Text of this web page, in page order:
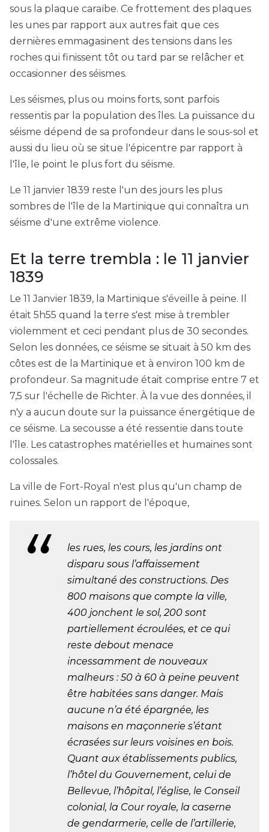
sous la plaque caraïbe. Ce frottement des plaques
les unes par rapport aux autres fait que ces
dernières emmagasinent des tensions dans les
roches qui finissent tôt ou tard par se relâcher et
occasionner des séismes.
Les séismes, plus ou moins forts, sont parfois
ressentis par la population des îles. La puissance du
séisme dépend de sa profondeur dans le sous-sol et
aussi du lieu où se situe l'épicentre par rapport à
l'île, le point le plus fort du séisme.
Le 11 janvier 1839 reste l'un des jours les plus
sombres de l'île de la Martinique qui connaîtra un
séisme d'une extrême violence.
Et la terre trembla : le 11 janvier
1839
Le 11 Janvier 1839, la Martinique s'éveille à peine. Il
était 5h55 quand la terre s'est mise à trembler
violemment et ceci pendant plus de 30 secondes.
Selon les données, ce séisme se situait à 50 km des
côtes est de la Martinique et à environ 100 km de
profondeur. Sa magnitude était comprise entre 7 et
7,5 sur l'échelle de Richter. À la vue des données, il
n'y a aucun doute sur la puissance énergétique de
ce séisme. La secousse a été ressentie dans toute
l'île. Les catastrophes matérielles et humaines sont
colossales.
La ville de Fort-Royal n'est plus qu'un champ de
ruines. Selon un rapport de l'époque,
les rues, les cours, les jardins ont
disparu sous l’affaissement
simultané des constructions. Des
800 maisons que compte la ville,
400 jonchent le sol, 200 sont
partiellement écroulées, et ce qui
reste debout menace
incessamment de nouveaux
malheurs : 50 à 60 à peine peuvent
être habitées sans danger. Mais
aucune n’a été épargnée, les
maisons en maçonnerie s’étant
écrasées sur leurs voisines en bois.
Quant aux établissements publics,
l’hôtel du Gouvernement, celui de
Bellevue, l’hôpital, l’église, le Conseil
colonial, la Cour royale, la caserne
de gendarmerie, celle de l’artillerie,